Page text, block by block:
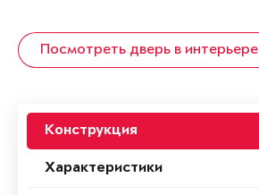
Посмотреть дверь в интерьере
Конструкция
Характеристики